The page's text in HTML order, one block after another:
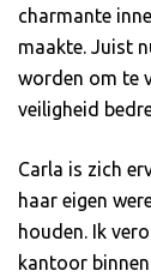
charmante
maakte. Juist
worden om te
veiligheid
Carla is zich
haar eigen
houden. Ik
kantoor